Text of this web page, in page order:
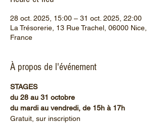
28 oct. 2025, 15:00 – 31 oct. 2025, 22:00
La Trésorerie, 13 Rue Trachel, 06000 Nice,
France
À propos de l'événement
STAGES
du 28 au 31 octobre
du mardi au vendredi, de 15h à 17h
Gratuit, sur inscription